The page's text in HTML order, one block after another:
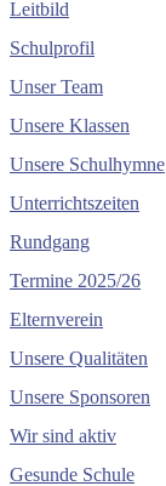
Leitbild
Schulprofil
Unser Team
Unsere Klassen
Unsere Schulhymne
Unterrichtszeiten
Rundgang
Termine 2025/26
Elternverein
Unsere Qualitäten
Unsere Sponsoren
Wir sind aktiv
Gesunde Schule